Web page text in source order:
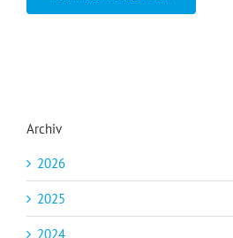
Archiv
2026
2025
2024